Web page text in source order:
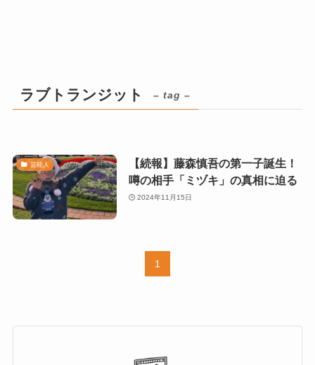
ラブトランジット – tag –
芸能人
【続報】藤森慎吾の第一子誕生！
噂の相手「ミヅキ」の真相に迫る
2024年11月15日
1